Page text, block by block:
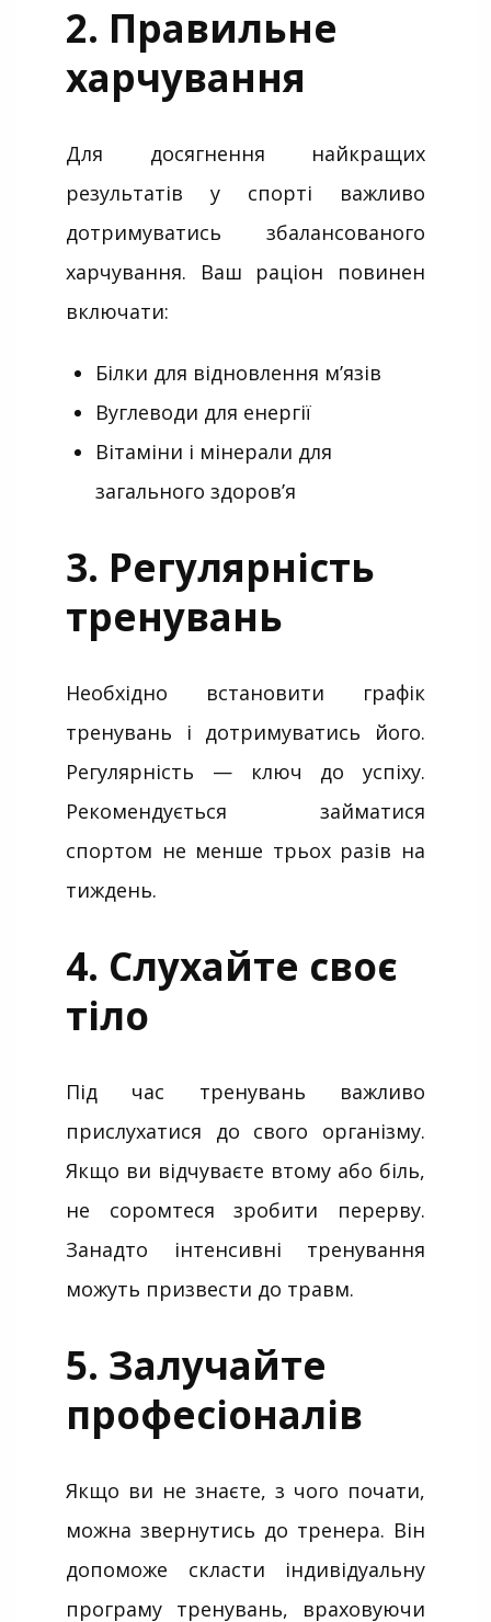
2. Правильне
харчування
Для досягнення найкращих
результатів у спорті важливо
дотримуватись збалансованого
харчування. Ваш раціон повинен
включати:
Білки для відновлення м’язів
Вуглеводи для енергії
Вітаміни і мінерали для
загального здоров’я
3. Регулярність
тренувань
Необхідно встановити графік
тренувань і дотримуватись його.
Регулярність — ключ до успіху.
Рекомендується займатися
спортом не менше трьох разів на
тиждень.
4. Слухайте своє
тіло
Під час тренувань важливо
прислухатися до свого організму.
Якщо ви відчуваєте втому або біль,
не соромтеся зробити перерву.
Занадто інтенсивні тренування
можуть призвести до травм.
5. Залучайте
професіоналів
Якщо ви не знаєте, з чого почати,
можна звернутись до тренера. Він
допоможе скласти індивідуальну
програму тренувань, враховуючи